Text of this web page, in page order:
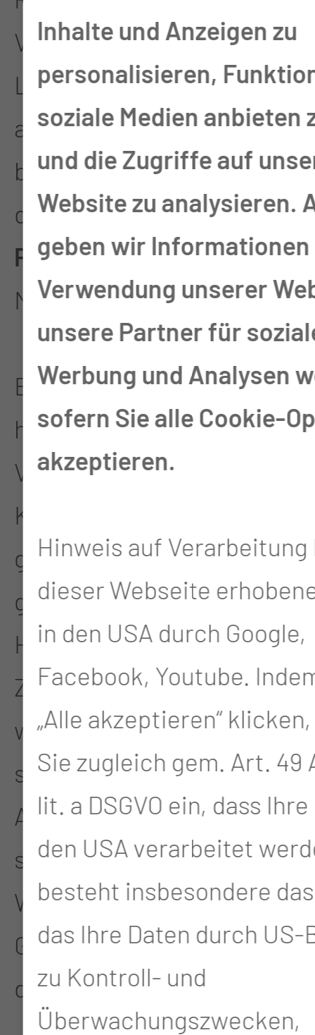
Verbindung zwischen den
Leistungsbereichen? Mit
all diesen Themen
beschäftigte sich der
diesjährigeLausitzer
PflegekongressAnfang
Mai.
Ein Imagefilm zeigt den
hohen Stellenwert dieser
Veranstaltung. Der
Kongress ist der Platz
geworden, an dem die
großen
Herausforderungen der
Zukunft besprochen
werden. Pflegefachkräfte
sind hier in regem
Austausch und können
sich gemeinsam auf den
Weg zur
Gesundheitsversorgung
der Zukunft machen.
Inhalte und Anzeigen zu
personalisieren,
soziale Medien anbieten
und die Zugriffe auf
Website zu analysieren.
geben wir Informationen
Verwendung unserer
unsere Partner für
Werbung und Analysen
sofern Sie alle Cookie-
akzeptieren.
Hinweis auf
dieser Webseite
in den USA durch Google,
Facebook, Youtube.
„Alle akzeptieren“
Sie zugleich gem. Art. 49
lit. a DSGVO ein, dass
den USA verarbeitet
besteht insbesondere
das Ihre Daten durch US-
zu Kontroll- und
Überwachungszwecken,